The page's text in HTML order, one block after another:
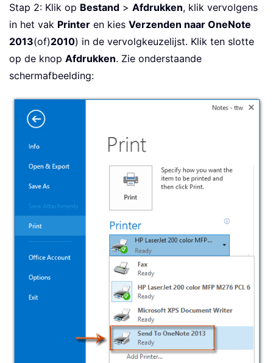
Stap 2: Klik op Bestand > Afdrukken, klik vervolgens
in het vak Printer en kies Verzenden naar OneNote
2013(of)2010) in de vervolgkeuzelijst. Klik ten slotte
op de knop Afdrukken. Zie onderstaande
schermafbeelding: